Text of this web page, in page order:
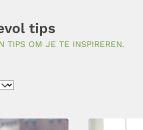
tips
TIPS OM JE TE INSPIREREN.